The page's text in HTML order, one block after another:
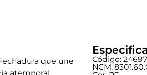
que une
atemporal.
Código: 24697
NCM: